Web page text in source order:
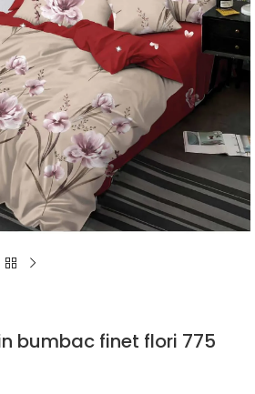
bumbac finet flori 775